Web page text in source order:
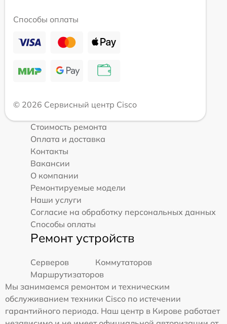
Способы оплаты
© 2026 Сервисный центр Cisco
Стоимость ремонта
Оплата и доставка
Контакты
Вакансии
О компании
Ремонтируемые модели
Наши услуги
Согласие на обработку персональных данных
Способы оплаты
Ремонт устройств
Серверов
Коммутаторов
Маршрутизаторов
Мы занимаемся ремонтом и техническим
обслуживанием техники Cisco по истечении
гарантийного периода. Наш центр в Кирове работает